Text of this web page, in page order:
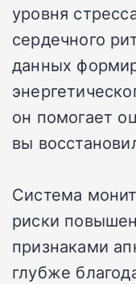
уровня
сердечного
данных
он помогает
вы
Система
риски
признаками
глубже